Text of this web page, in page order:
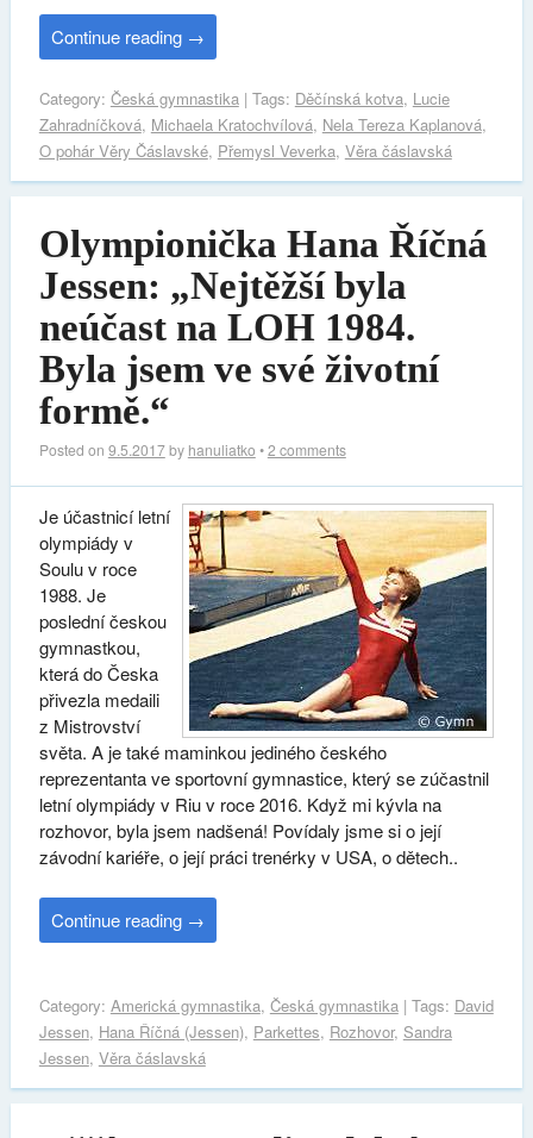
Continue reading →
Category: Česká gymnastika| Tags: Děčínská kotva, Lucie
Zahradníčková, Michaela Kratochvílová, Nela Tereza Kaplanová,
O pohár Věry Čáslavské, Přemysl Veverka, Věra čáslavská
Olympionička Hana Říčná
Jessen: „Nejtěžší byla
neúčast na LOH 1984.
Byla jsem ve své životní
formě.“
Posted on 9.5.2017by hanuliatko •2 comments
Je účastnicí letní
olympiády v
Soulu v roce
1988. Je
poslední českou
gymnastkou,
která do Česka
přivezla medaili
z Mistrovství
světa. A je také maminkou jediného českého
reprezentanta ve sportovní gymnastice, který se zúčastnil
letní olympiády v Riu v roce 2016. Když mi kývla na
rozhovor, byla jsem nadšená! Povídaly jsme si o její
závodní kariéře, o její práci trenérky v USA, o dětech..
Continue reading →
Category: Americká gymnastika, Česká gymnastika| Tags: David
Jessen, Hana Říčná (Jessen), Parkettes, Rozhovor, Sandra
Jessen, Věra čáslavská